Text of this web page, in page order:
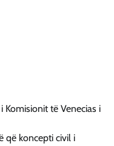
Komisionit të Venecias i
që koncepti civil i